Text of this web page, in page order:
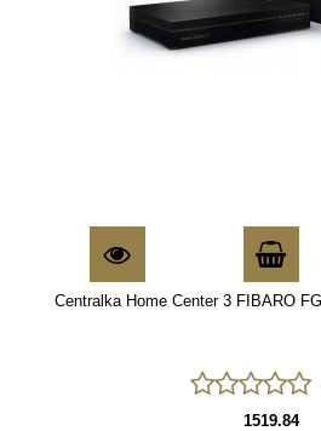
Centralka Home Center 3 FIBARO
1519.84